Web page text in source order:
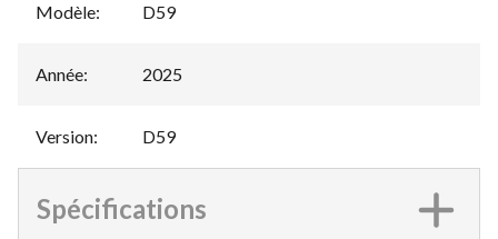
Modèle: D59
Année: 2025
Version: D59
Spécifications